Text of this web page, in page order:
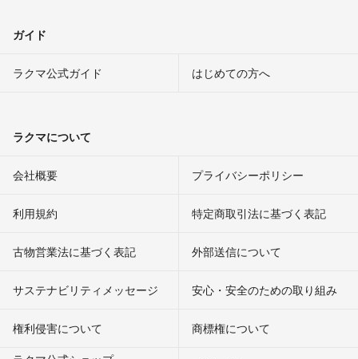
ガイド
ラクマ公式ガイド はじめての方へ
ラクマについて
会社概要 プライバシーポリシー
利用規約 特定商取引法に基づく表記
古物営業法に基づく表記 外部送信について
サステナビリティメッセージ 安心・安全のための取り組み
権利侵害について
商標権について